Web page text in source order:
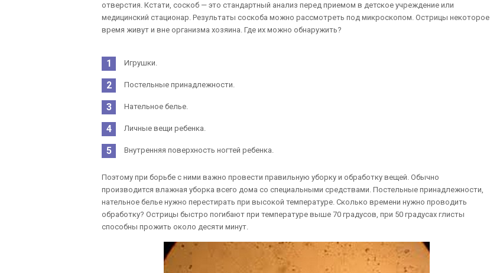
отверстия. Кстати, соскоб — это стандартный анализ перед приемом в детское учреждение или
медицинский стационар. Результаты соскоба можно рассмотреть под микроскопом. Острицы некоторое
время живут и вне организма хозяина. Где их можно обнаружить?
Игрушки.
Постельные принадлежности.
Нательное белье.
Личные вещи ребенка.
Внутренняя поверхность ногтей ребенка.
Поэтому при борьбе с ними важно провести правильную уборку и обработку вещей. Обычно
производится влажная уборка всего дома со специальными средствами. Постельные принадлежности,
нательное белье нужно перестирать при высокой температуре. Сколько времени нужно проводить
обработку? Острицы быстро погибают при температуре выше 70 градусов, при 50 градусах глисты
способны прожить около десяти минут.